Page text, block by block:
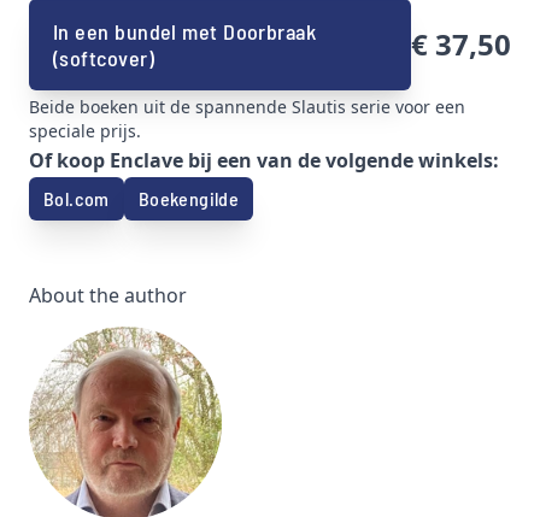
In een bundel met Doorbraak
(softcover)
€ 37,50
Beide boeken uit de spannende Slautis serie voor een
speciale prijs.
Of koop Enclave bij een van de volgende winkels:
Bol.com Boekengilde
About the author